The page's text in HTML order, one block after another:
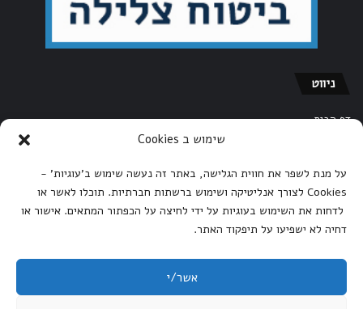
שימוש ב Cookies
על מנת לשפר את חווית הגלישה, באתר זה נעשה שימוש ב'עוגיות' -
Cookies לצורך אנליטיקה ושימוש ברשתות חברתיות. תוכלו לאשר או
לדחות את השימוש בעוגיות על ידי לחיצה על הכפתור המתאים. אישור או
דחיה לא ישפיעו על תיפקוד האתר.
אשר/י
ניווט
דף הבית
אודות אתר הצלילה של ישראל
הצהרת נגישות
מדיניות הפרטיות
תקנון האתר – אתר הצלילה של ישראל